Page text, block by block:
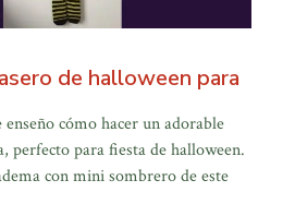
de halloween para
cómo hacer un adorable
perfecto para fiesta de halloween.
con mini sombrero de este